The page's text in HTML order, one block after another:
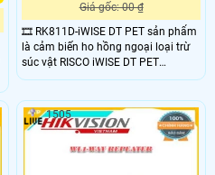
Giá gốc: 00 ₫
🎞 RK811D-iWISE DT PET sản phẩm
là cảm biến ho hồng ngoại loại trừ
súc vật RISCO iWISE DT PET
RK811D - Mắt thần hồng ngoại loại
Sử dụng công nghệ kép (Hồng
ngoại - PIR và sóng cực ngắn -
Microwave) loại trừ báo động giả do
chó, mèo. - Góc quét 90°, tầm xa
1505